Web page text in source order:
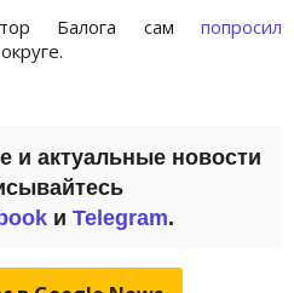
Балога сам попросил
и актуальные новости
и Telegram.